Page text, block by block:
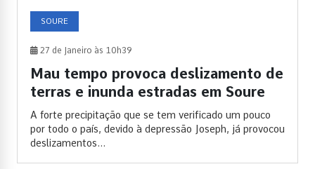
SOURE
27 de Janeiro às 10h39
Mau tempo provoca deslizamento de
terras e inunda estradas em Soure
A forte precipitação que se tem verificado um pouco
por todo o país, devido à depressão Joseph, já provocou
deslizamentos...